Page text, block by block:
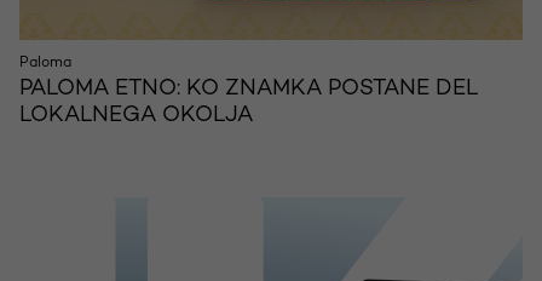
Paloma
PALOMA ETNO: KO ZNAMKA POSTANE DEL
LOKALNEGA OKOLJA